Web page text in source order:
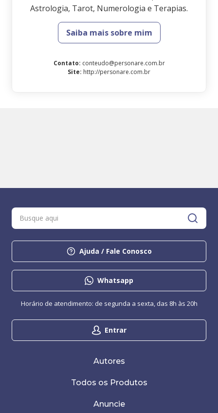
Astrologia, Tarot, Numerologia e Terapias.
Saiba mais sobre mim
Contato: conteudo@personare.com.br
Site: http://personare.com.br
Ajuda / Fale Conosco
Whatsapp
Entrar
Horário de atendimento: de segunda a sexta, das 8h às 20h
Autores
Todos os Produtos
Anuncie